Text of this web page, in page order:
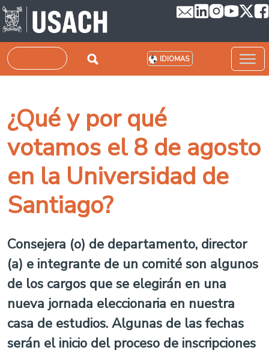
Pasar al contenido principal
Buscar IDIOMAS
¿Qué y por qué
votamos el 8 de agosto
en la Universidad de
Santiago?
Consejera (o) de departamento, director
(a) e integrante de un comité son algunos
de los cargos que se elegirán en una
nueva jornada eleccionaria en nuestra
casa de estudios. Algunas de las fechas
serán el inicio del proceso de inscripciones